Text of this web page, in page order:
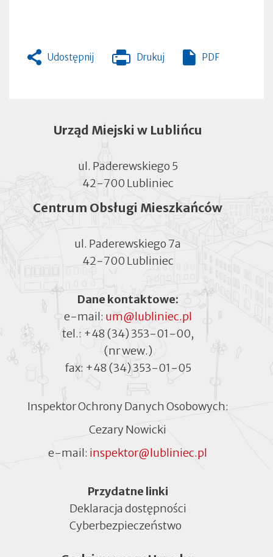
Udostępnij Drukuj
Otworzy
PDF
Urząd Miejski w Lublińcu
ul. Paderewskiego 5
42-700 Lubliniec
Centrum Obsługi Mieszkańców
ul. Paderewskiego 7a
42-700 Lubliniec
Dane kontaktowe:
e-mail: um@lubliniec.pl
tel.: +48 (34) 353-01-00,
(nr wew.)
fax: +48 (34) 353-01-05
Inspektor Ochrony Danych Osobowych:
Cezary Nowicki
e-mail: inspektor@lubliniec.pl
MenuPrzydatne linki
Deklaracja dostępności
Cyberbezpieczeństwo